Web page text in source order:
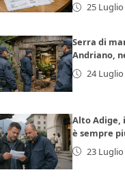
25 Luglio
Serra di
Andriano,
24 Luglio
Alto Adige,
è sempre
23